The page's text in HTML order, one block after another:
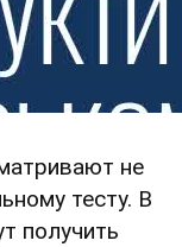
не
тесту. В
получить